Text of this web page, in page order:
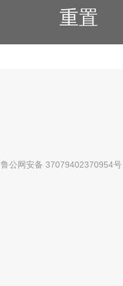
重置
鲁公网安备 37079402370954号